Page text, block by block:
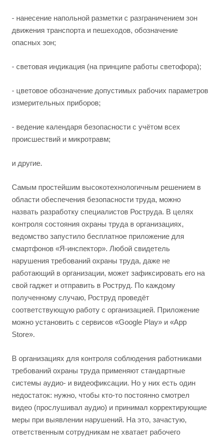
- нанесение напольной разметки с разграничением зон
движения транспорта и пешеходов, обозначение
опасных зон;
- световая индикация (на принципе работы светофора);
- цветовое обозначение допустимых рабочих параметров
измерительных приборов;
- ведение календаря безопасности с учётом всех
происшествий и микротравм;
и другие.
Самым простейшим высокотехнологичным решением в
области обеспечения безопасности труда, можно
назвать разработку специалистов Роструда. В целях
контроля состояния охраны труда в организациях,
ведомство запустило бесплатное приложение для
смартфонов «Я-инспектор». Любой свидетель
нарушения требований охраны труда, даже не
работающий в организации, может зафиксировать его на
свой гаджет и отправить в Роструд. По каждому
полученному случаю, Роструд проведёт
соответствующую работу с организацией. Приложение
можно установить с сервисов «Google Play» и «App
Store».
В организациях для контроля соблюдения работниками
требований охраны труда применяют стандартные
системы аудио- и видеофиксации. Но у них есть один
недостаток: нужно, чтобы кто-то постоянно смотрел
видео (прослушивал аудио) и принимал корректирующие
меры при выявлении нарушений. На это, зачастую,
ответственным сотрудникам не хватает рабочего